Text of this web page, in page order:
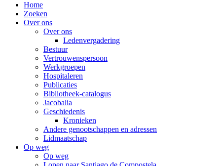
Home
Zoeken
Over ons
Over ons
Ledenvergadering
Bestuur
Vertrouwenspersoon
Werkgroepen
Hospitaleren
Publicaties
Bibliotheek-catalogus
Jacobalia
Geschiedenis
Kronieken
Andere genootschappen en adressen
Lidmaatschap
Op weg
Op weg